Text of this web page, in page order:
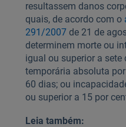
resultassem danos
quais, de acordo com o
291/2007de 21 de
determinem morte ou
igual ou superior a sete
temporária absoluta
60 dias; ou
ou superior a 15 por
Leia também: